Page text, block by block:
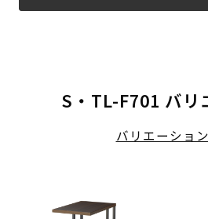
S・TL-F701 バリ
バリエーショ